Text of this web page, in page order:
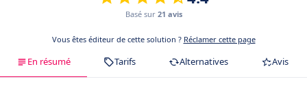
Basé sur 21 avis
Vous êtes éditeur de cette solution ? Réclamer cette page
En résumé Tarifs Alternatives Avis